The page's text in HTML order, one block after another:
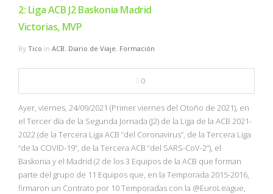
2: Liga ACB J2 Baskonia Madrid
Victorias, MVP
By Tico in ACB, Diario de Viaje, Formación
0
Ayer, viernes, 24/09/2021 (Primer viernes del Otoño de 2021), en
el Tercer día de la Segunda Jornada (J2) de la Liga de la ACB 2021-
2022 (de la Tercera Liga ACB “del Coronavirus”, de la Tercera Liga
“de la COVID-19”, de la Tercera ACB “del SARS-CoV-2”), el
Baskonia y el Madrid (2 de los 3 Equipos de la ACB que forman
parte del grupo de 11 Equipos que, en la Temporada 2015-2016,
firmaron un Contrato por 10 Temporadas con la @EuroLeague,